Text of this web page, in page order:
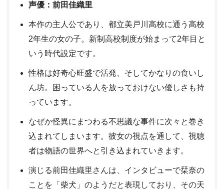
声優：前田佳織里
本作の主人公であり、都立美戸川高校に通う高校
2年生の女の子。新制高校制度が始まって2年目と
いう時代設定です。
性格は好奇心旺盛で活発、そしてかなりの食いし
ん坊。困っている人を放っておけない優しさも持
っています。
なぜか怪異にまつわる不思議な事件に次々と巻き
込まれてしまいます。彼女の視点を通して、視聴
者は物語の世界へと引き込まれていきます。
演じる前田佳織里さんは、インタビューで栞奈の
ことを「柴犬」のようだと表現しており、その天